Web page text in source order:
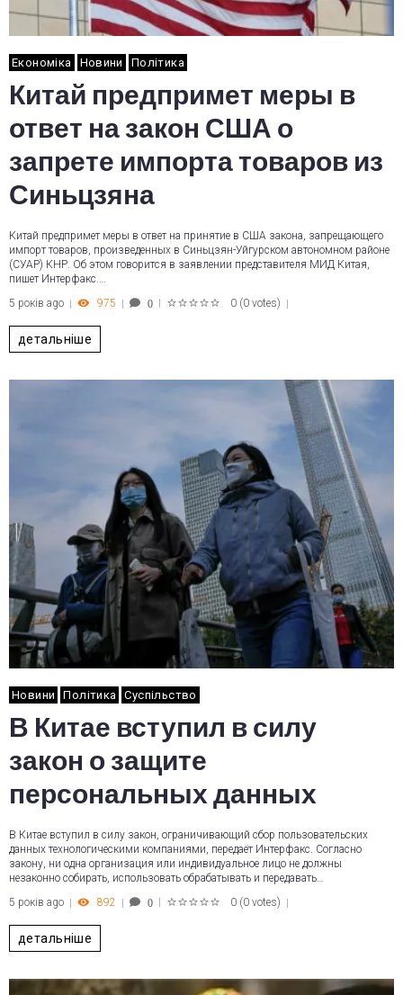
Економіка Новини Політика
Китай предпримет меры в
ответ на закон США о
запрете импорта товаров из
Синьцзяна
Китай предпримет меры в ответ на принятие в США закона, запрещающего
импорт товаров, произведенных в Синьцзян-Уйгурском автономном районе
(СУАР) КНР. Об этом говорится в заявлении представителя МИД Китая,
пишет Интерфакс.…
5 років ago
975 0 0 (0 votes)
детальніше
Новини Політика Суспільство
В Китае вступил в силу
закон о защите
персональных данных
В Китае вступил в силу закон, ограничивающий сбор пользовательских
данных технологическими компаниями, передаёт Интерфакс. Согласно
закону, ни одна организация или индивидуальное лицо не должны
незаконно собирать, использовать обрабатывать и передавать…
5 років ago
892 0 0 (0 votes)
детальніше